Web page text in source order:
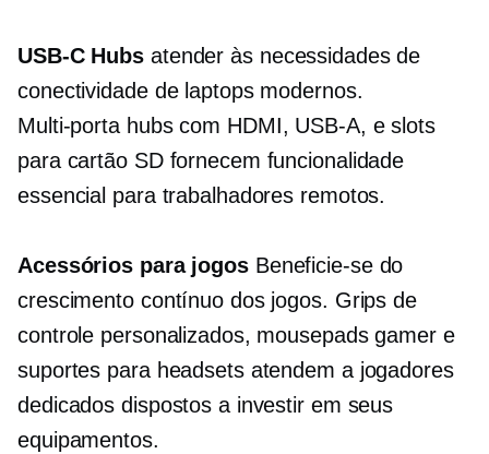
USB-CHubs atender às necessidades de
conectividade de laptops modernos.
Multi-portahubs com HDMI, USB-A, e slots
para cartão SD fornecem funcionalidade
essencial para trabalhadores remotos.
Acessórios para jogosBeneficie-se do
crescimento contínuo dos jogos. Grips de
controle personalizados, mousepads gamer e
suportes para headsets atendem a jogadores
dedicados dispostos a investir em seus
equipamentos.